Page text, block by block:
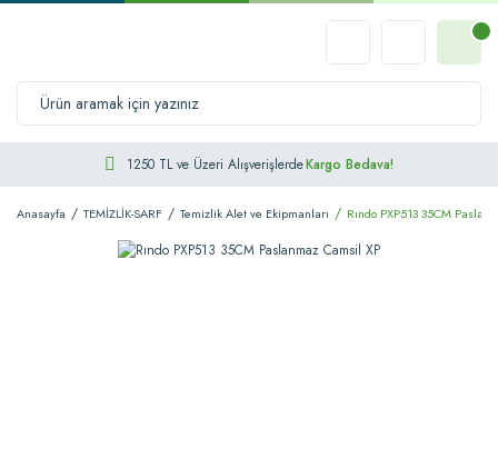
1250 TL ve Üzeri AlışverişlerdeKargo Bedava!
Anasayfa TEMİZLİK-SARF Temizlik Alet ve Ekipmanları Rındo PXP513 35CM